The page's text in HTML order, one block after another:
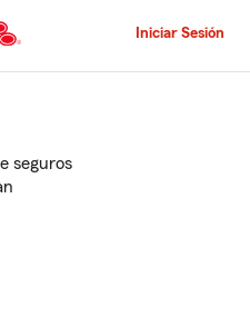
al
principal
Iniciar Sesión